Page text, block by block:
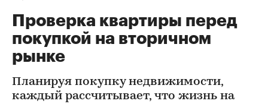
Проверка квартиры перед
покупкой на вторичном
рынке
Планируя покупку недвижимости,
каждый рассчитывает, что жизнь на